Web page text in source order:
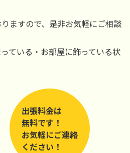
ますので、是非お気軽にご相談
ている・お部屋に飾っている状
出張料金は
無料です！
お気軽にご連絡
ください！